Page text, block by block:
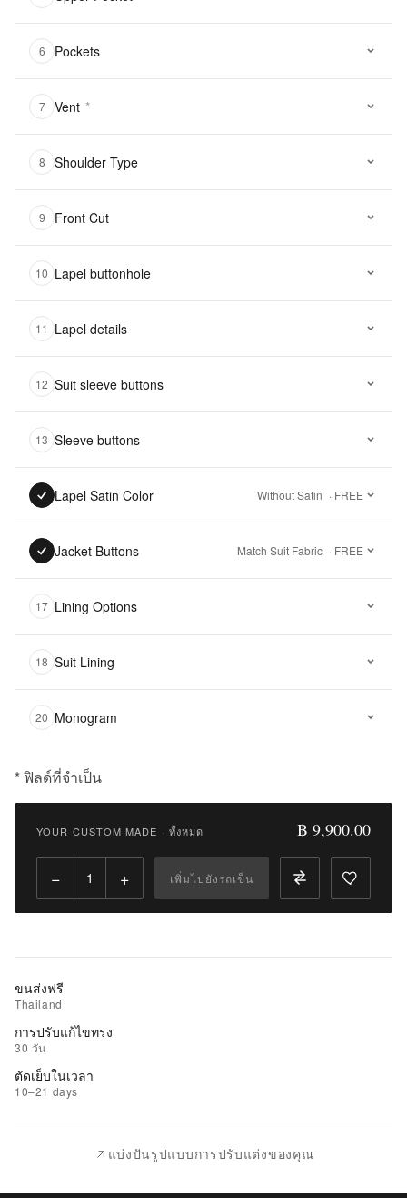
6 Pockets
7 Vent *
8 Shoulder Type
9 Front Cut
10 Lapel buttonhole
11 Lapel details
12 Suit sleeve buttons
13 Sleeve buttons
Lapel Satin Color Without Satin · FREE
Jacket Buttons Match Suit Fabric · FREE
17 Lining Options
18 Suit Lining
20 Monogram
* ฟิลด์ที่จำเป็น
฿
Qty:
ไป
รถ
เข็น
รายการ
ที่
ชอบ
YOUR CUSTOM MADE · ทั้งหมด ฿ 9,900.00
− + เพิ่มไปยังรถเข็น
ขนส่งฟรี
Thailand
การปรับแก้ไขทรง
30 วัน
ตัดเย็บในเวลา
10–21 days
แบ่งปันรูปแบบการปรับแต่งของคุณ